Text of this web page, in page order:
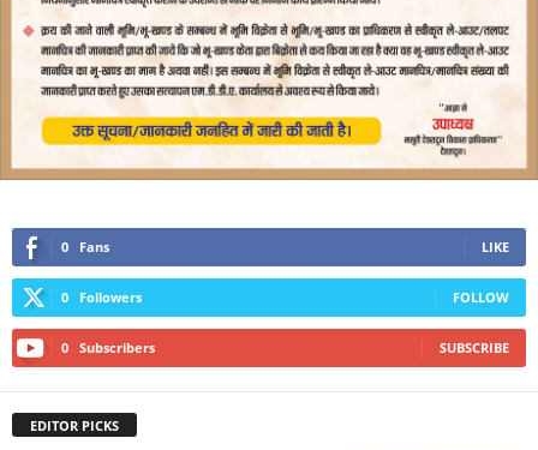
0 Fans LIKE
0 Followers FOLLOW
0 Subscribers SUBSCRIBE
EDITOR PICKS